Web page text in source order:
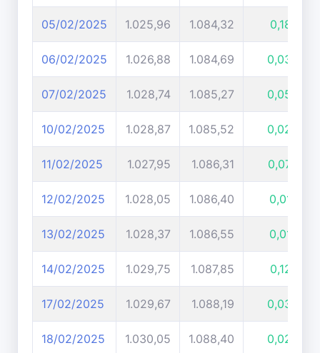
05/02/2025 1.025,96 1.084,32 0,18%
06/02/2025 1.026,88 1.084,69 0,03%
07/02/2025 1.028,74 1.085,27 0,05%
10/02/2025 1.028,87 1.085,52 0,02%
11/02/2025 1.027,95 1.086,31 0,07%
12/02/2025 1.028,05 1.086,40 0,01%
13/02/2025 1.028,37 1.086,55 0,01%
14/02/2025 1.029,75 1.087,85 0,12%
17/02/2025 1.029,67 1.088,19 0,03%
18/02/2025 1.030,05 1.088,40 0,02%